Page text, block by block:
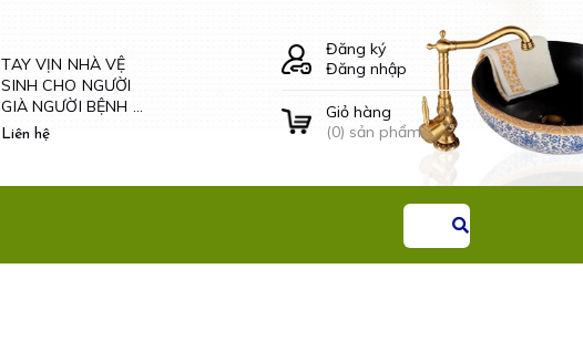
SINH CHO NGƯỜI
GIÀ NGƯỜI BỆNH
VÀ NỮ MANG THAI
- TV600
Liên hệ
LÔ GIẤY VỆ SINH
ÂM TƯỜNG ĐÔI -
34504 CLEANMAX
Liên hệ
Đăng ký
Đăng nhập
Giỏ hàng
(0) sản phẩm